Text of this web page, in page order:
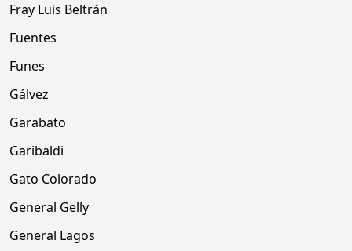
Fray Luis Beltrán
Fuentes
Funes
Gálvez
Garabato
Garibaldi
Gato Colorado
General Gelly
General Lagos